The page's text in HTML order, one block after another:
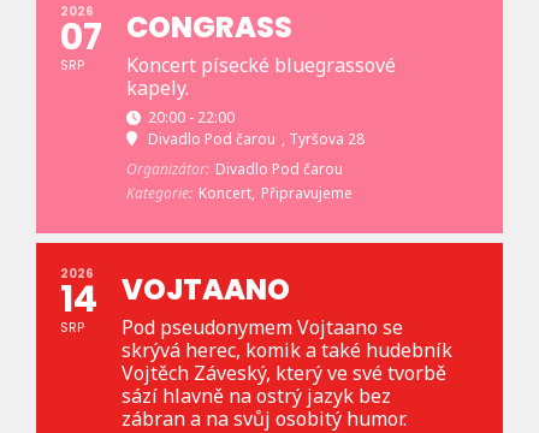
2026
07
SRP
CONGRASS
Koncert písecké bluegrassové
kapely.
20:00 - 22:00
Divadlo Pod čarou , Tyršova 28
Organizátor: Divadlo Pod čarou
Kategorie: Koncert, Připravujeme
2026
14
SRP
VOJTAANO
Pod pseudonymem Vojtaano se
skrývá herec, komik a také hudebník
Vojtěch Záveský, který ve své tvorbě
sází hlavně na ostrý jazyk bez
zábran a na svůj osobitý humor.